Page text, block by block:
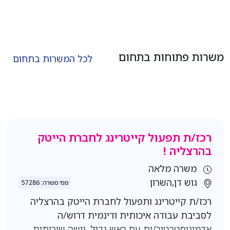
משרות פתוחות בתחום לכל המשרות בתחום
רכז/ת תפעול קייטרינג לחברת הייטק
בהרצליה !
משרה מלאה
גוש דן,השרון
מס׳ משרה: 57286
רכז/ת קייטרינג ותפעול לחברת הייטק בהרצליה
לסביבת עבודה איכותית ודינמית דרוש/ה